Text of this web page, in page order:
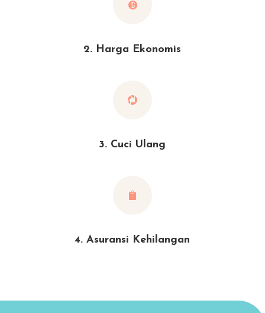

2. Harga Ekonomis

3. Cuci Ulang

4. Asuransi Kehilangan